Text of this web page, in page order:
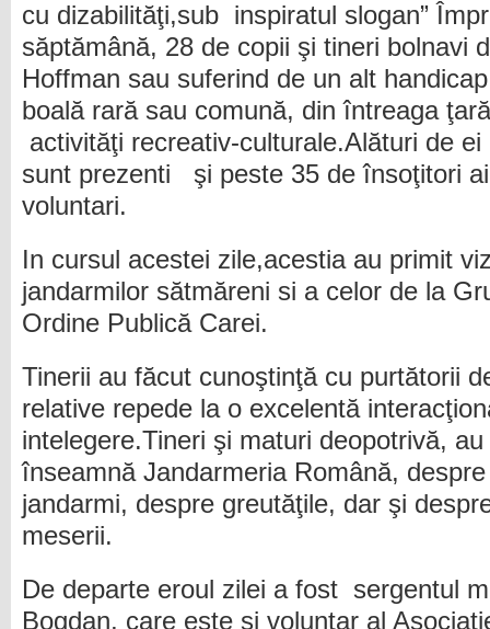
cu dizabilităţi,sub inspiratul slogan”
săptămână, 28 de copii şi tineri bolnavi
Hoffman sau suferind de un alt
boală rară sau comună, din întreaga
activităţi recreativ-culturale.Alături de
sunt prezenti şi peste 35 de însoţitori
voluntari.
In cursul acestei zile,acestia au primit
jandarmilor sătmăreni si a celor de la
Ordine Publică Carei.
Tinerii au făcut cunoştinţă cu purtătorii
relative repede la o excelentă
intelegere.Tineri şi maturi deopotrivă,
înseamnă Jandarmeria Română,
jandarmi, despre greutăţile, dar şi
meserii.
De departe eroul zilei a fost sergentul
Bogdan, care este şi voluntar al